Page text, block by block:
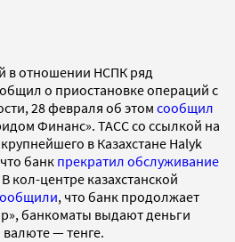
в отношении НСПК ряд
о приостановке операций с
28 февраля об этом сообщил
Финанс». ТАСС со ссылкой на
в Казахстане Halyk
банк прекратил обслуживание
кол-центре казахстанской
, что банк продолжает
банкоматы выдают деньги
— тенге.